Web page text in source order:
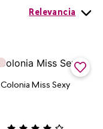
Relevancia
Colonia Miss Sexy